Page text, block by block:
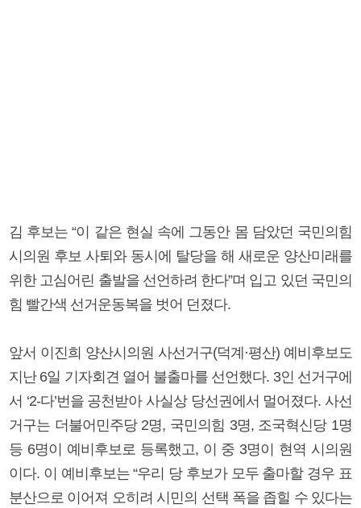
김 후보는 “이 같은 현실 속에 그동안 몸 담았던 국민의힘
시의원 후보 사퇴와 동시에 탈당을 해 새로운 양산미래를
위한 고심어린 출발을 선언하려 한다”며 입고 있던 국민의
힘 빨간색 선거운동복을 벗어 던졌다.
앞서 이진희 양산시의원 사선거구(덕계·평산) 예비후보도
지난 6일 기자회견 열어 불출마를 선언했다. 3인 선거구에
서 ‘2-다’번을 공천받아 사실상 당선권에서 멀어졌다. 사선
거구는 더불어민주당 2명, 국민의힘 3명, 조국혁신당 1명
등 6명이 예비후보로 등록했고, 이 중 3명이 현역 시의원
이다. 이 예비후보는 “우리 당 후보가 모두 출마할 경우 표
분산으로 이어져 오히려 시민의 선택 폭을 좁힐 수 있다는